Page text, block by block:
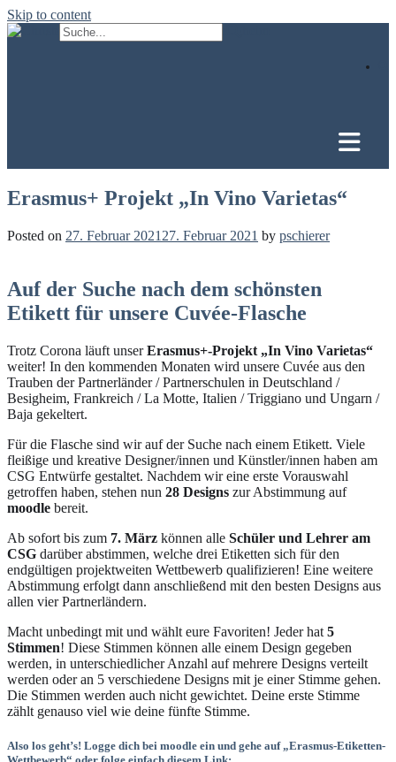
Skip to content
Erasmus+ Projekt „In Vino Varietas“
Posted on 27. Februar 2021 27. Februar 2021 by pschierer
Auf der Suche nach dem schönsten
Etikett für unsere Cuvée-Flasche
Trotz Corona läuft unserErasmus+-Projekt „In Vino Varietas“
weiter! In den kommenden Monaten wird unsere Cuvée aus den
Trauben der Partnerländer / Partnerschulen in Deutschland /
Besigheim, Frankreich / La Motte, Italien / Triggiano und Ungarn /
Baja gekeltert.
Für die Flasche sind wir auf der Suche nach einem Etikett. Viele
fleißige und kreative Designer/innen und Künstler/innen haben am
CSG Entwürfe gestaltet. Nachdem wir eine erste Vorauswahl
getroffen haben, stehen nun 28 Designs zur Abstimmung auf
moodle bereit.
Ab sofort bis zum 7. März können alle Schüler und Lehrer am
CSG darüber abstimmen, welche drei Etiketten sich für den
endgültigen projektweiten Wettbewerb qualifizieren! Eine weitere
Abstimmung erfolgt dann anschließend mit den besten Designs aus
allen vier Partnerländern.
Macht unbedingt mit und wählt eure Favoriten! Jeder hat 5
Stimmen! Diese Stimmen können alle einem Design gegeben
werden, in unterschiedlicher Anzahl auf mehrere Designs verteilt
werden oder an 5 verschiedene Designs mit je einer Stimme gehen.
Die Stimmen werden auch nicht gewichtet. Deine erste Stimme
zählt genauso viel wie deine fünfte Stimme.
Also los geht’s! Logge dich bei moodle ein und gehe auf „Erasmus-Etiketten-